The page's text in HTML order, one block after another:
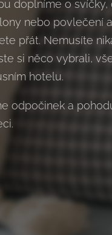
doplníme o svíčky,
nebo povlečení
přát. Nemusíte
si něco vybrali,
hotelu.
odpočinek a